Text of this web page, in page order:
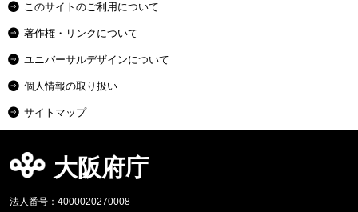
このサイトのご利用について
著作権・リンクについて
ユニバーサルデザインについて
個人情報の取り扱い
サイトマップ
大阪府庁
法人番号：4000020270008